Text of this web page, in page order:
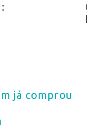
:
já comprou